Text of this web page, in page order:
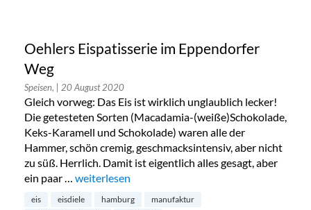
Oehlers Eispatisserie im Eppendorfer
Weg
Speisen, | 20 August 2020
Gleich vorweg: Das Eis ist wirklich unglaublich lecker!
Die getesteten Sorten (Macadamia-(weiße)Schokolade,
Keks-Karamell und Schokolade) waren alle der
Hammer, schön cremig, geschmacksintensiv, aber nicht
zu süß. Herrlich. Damit ist eigentlich alles gesagt, aber
ein paar … „Oehlers Eispatisserie im Eppendorfer Weg“
weiterlesen
eis eisdiele hamburg
manufaktur